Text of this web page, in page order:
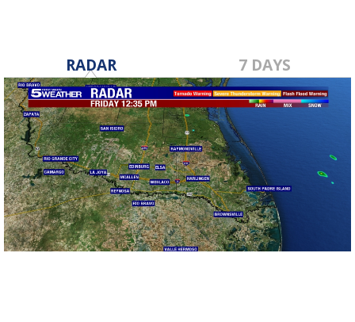
RADAR 7 DAYS